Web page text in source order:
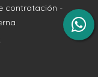
contratación -